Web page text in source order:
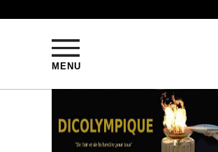
MENU
Loi olympique